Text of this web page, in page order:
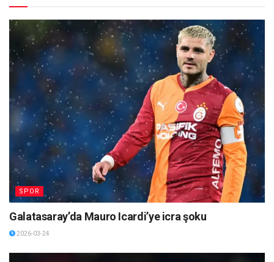
SPOR
Galatasaray’da Mauro Icardi’ye icra şoku
2026-03-24